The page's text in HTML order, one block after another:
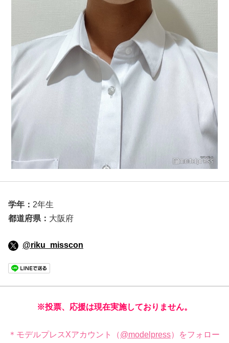
学年： 2年生
都道府県： 大阪府
@riku_misscon
※投票、応援は現在実施しておりません。
＊モデルプレスXアカウント（@modelpress）をフォロー